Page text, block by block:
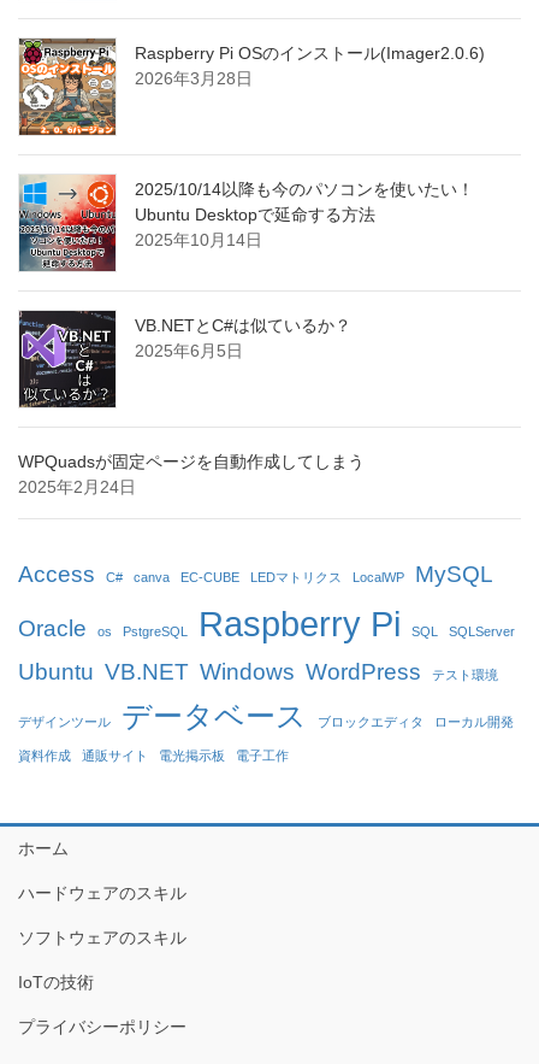
Raspberry Pi OSのインストール(Imager2.0.6)
2026年3月28日
2025/10/14以降も今のパソコンを使いたい！
Ubuntu Desktopで延命する方法
2025年10月14日
VB.NETとC#は似ているか？
2025年6月5日
WPQuadsが固定ページを自動作成してしまう
2025年2月24日
Access C# canva EC-CUBE LEDマトリクス LocalWP MySQL
Oracle os PstgreSQL Raspberry Pi SQL SQLServer
Ubuntu VB.NET Windows WordPress テスト環境
デザインツール データベース ブロックエディタ ローカル開発
資料作成 通販サイト 電光掲示板 電子工作
ホーム
ハードウェアのスキル
ソフトウェアのスキル
IoTの技術
プライバシーポリシー